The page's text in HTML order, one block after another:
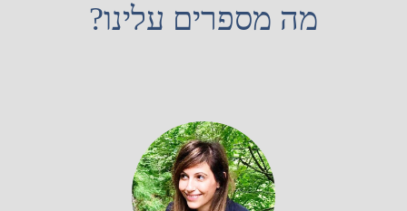
מה מספרים עלינו?